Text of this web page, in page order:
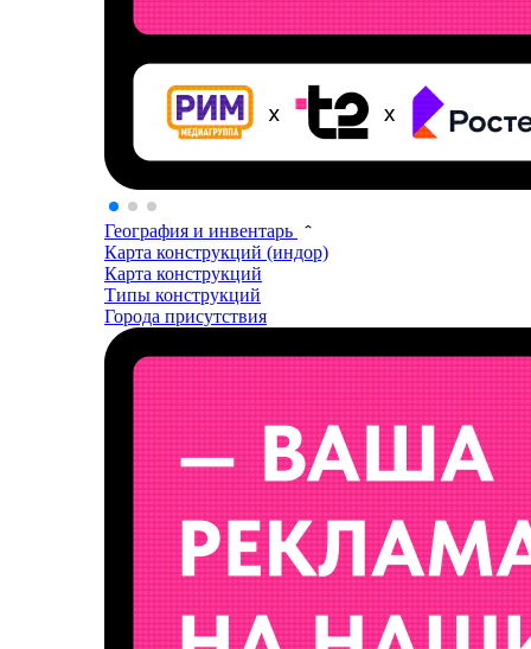
География и инвентарь
Карта конструкций (индор)
Карта конструкций
Типы конструкций
Города присутствия